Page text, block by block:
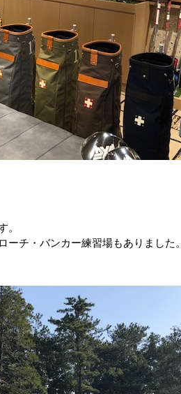
。
ーチ・バンカー練習場もありました。